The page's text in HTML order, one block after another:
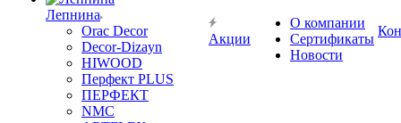
Лепнина
Orac Decor
Decor-Dizayn
HIWOOD
Перфект PLUS
ПЕРФЕКТ
NMC
Акции
О компании
Сертификаты
Новости